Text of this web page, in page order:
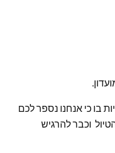
בו כי אנחנו נספר לכם
וכבר להרגיש